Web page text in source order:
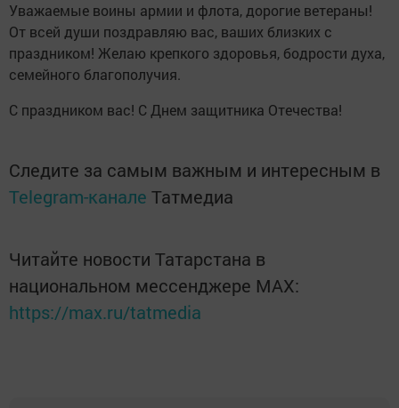
Уважаемые воины армии и флота, дорогие ветераны!
От всей души поздравляю вас, ваших близких с
праздником! Желаю крепкого здоровья, бодрости духа,
семейного благополучия.
С праздником вас! С Днем защитника Отечества!
Следите за самым важным и интересным в
Telegram-канале Татмедиа
Читайте новости Татарстана в
национальном мессенджере MАХ:
https://max.ru/tatmedia